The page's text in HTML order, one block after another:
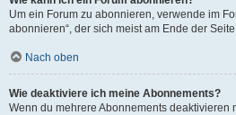
Um ein Forum zu abonnieren, verwende im
abonnieren“, der sich meist am Ende der
Nach oben
Wie deaktiviere ich meine Abonnements?
Wenn du mehrere Abonnements deaktivieren